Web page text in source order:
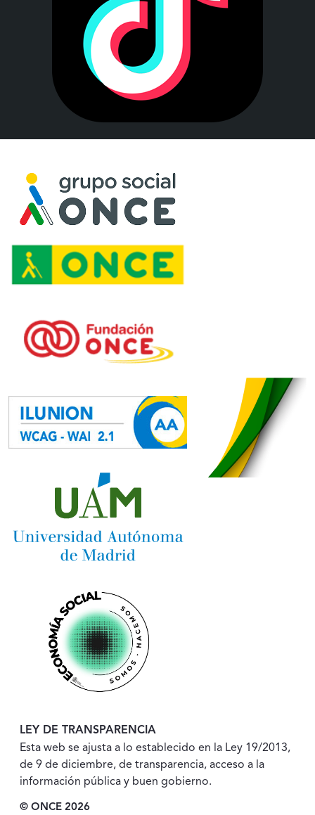
LEY DE TRANSPARENCIA
Esta web se ajusta a lo establecido en la Ley 19/2013,
de 9 de diciembre, de transparencia, acceso a la
información pública y buen gobierno.
© ONCE 2026